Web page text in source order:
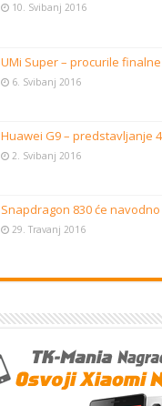
10. Svibanj 2016
UMi Super – procurile
6. Svibanj 2016
Huawei G9 – predstavljanje
2. Svibanj 2016
Snapdragon 830 će
29. Travanj 2016